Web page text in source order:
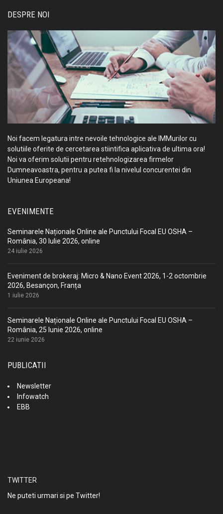
DESPRE NOI
Noi facem legatura intre nevoile tehnologice ale IMMurilor cu
solutiile oferite de cercetarea stiintifica aplicativa de ultima ora!
Noi va oferim solutii pentru retehnologizarea firmelor
Dumneavoastra, pentru a putea fi la nivelul concurentei din
Uniunea Europeana!
EVENIMENTE
Seminarele Naționale Online ale Punctului Focal EU OSHA –
România, 30 Iulie 2026, online
24 iulie 2026
Eveniment de brokeraj: Micro & Nano Event 2026, 1-2 octombrie
2026, Besançon, Franța
1 iulie 2026
Seminarele Naționale Online ale Punctului Focal EU OSHA –
România, 25 Iunie 2026, online
22 iunie 2026
PUBLICATII
Newsletter
Infowatch
EBB
TWITTER
Ne puteti urmari si pe Twitter!